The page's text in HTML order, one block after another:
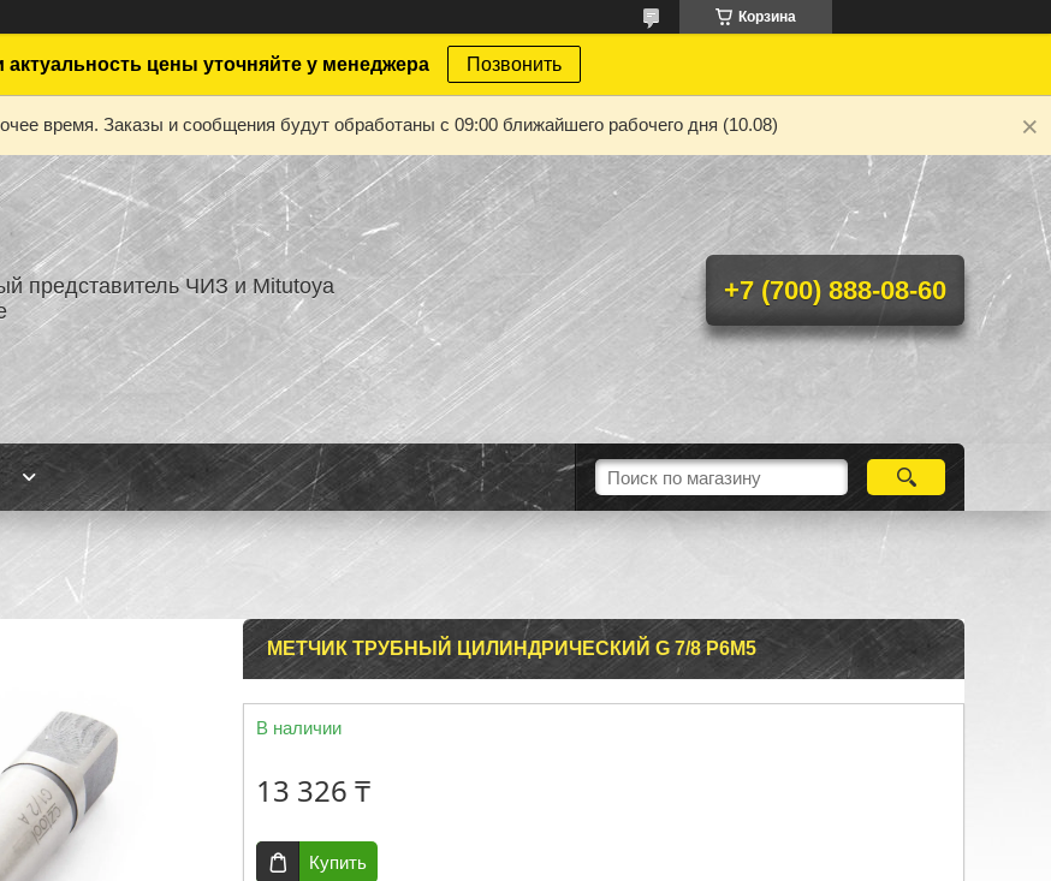
Корзина
актуальность цены уточняйте у менеджера Позвонить
время. Заказы и сообщения будут обработаны с 09:00 ближайшего рабочего дня (10.08)
представитель ЧИЗ и Mitutoya
+7 (700) 888-08-60
МЕТЧИК ТРУБНЫЙ ЦИЛИНДРИЧЕСКИЙ G 7/8 Р6М5
В наличии
13 326 ₸
Купить